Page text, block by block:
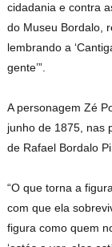
cidadania e contra
do Museu Bordalo,
lembrando a
gente’”.
A personagem Zé
junho de 1875, nas
de Rafael Bordalo
“O que torna a
com que ela
figura como quem